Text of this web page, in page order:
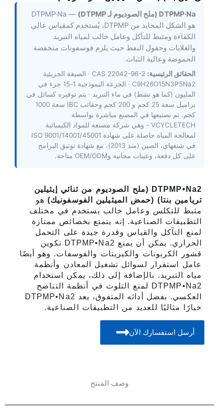
DTPMP·Na (ملح الصوديوم لـ DTPMP)
— DTPMP·Na
هو الشكل المحايد من DTPMP، يُستخدم كمقياس عالي
الكفاءة ومثبط للتآكل وعامل خالب لمياه التبريد
والغلايات وحقول النفط حيث يلزم فوسفونات منخفضة
الحموضة وعالية الثبات.
الحقائق الرئيسية:
CAS 22042-96-2 · الصيغة الجزيئية
C9H26O15N3P5Na2 · الجرعة النموذجية 1-15 جزء في
المليون (كما هو نشط) في ماء التبريد · يتم توفيره كسائل في
براميل سعة 25 كجم و 200 كجم وحقائب IBC سعة 1000
كجم. تم تصنيعها في المصنع مباشرة بواسطة
VCYCLETECH - وهي شركة مصنعة للمواد الكيميائية
لمعالجة المياه حاصلة على شهادة ISO 9001/14001/45001
في شنغهاي، الصين (منذ 2013)، مع شهادة توثيق البرامج
على كل دفعة، وعينات مجانية وOEM/ODM متاحة.
DTPMP•Na2 (ملح الصوديوم من ثنائي إيثيلين
تريامين بنتا) (حمض الميثيلين الفوسفونيك) هو
مثبط للتكلس وعامل خالب يستخدم في مختلف
التطبيقات الصناعية. إنه يتمتع بخصائص ممتازة
لمنع التآكل والقياس وقدرة جيدة على التحمل
الحراري. يمكن أن يمنع DTPMP•Na2 تكوين
قشور الكربونات والكبريتات والفوسفات. وهو أيضًا
عامل استقرار لسوائل تشغيل المعادن وأنظمة
مياه التبريد. بالإضافة إلى ذلك، يمكن استخدام
DTPMP•Na2 لمنع التلوث في أنظمة التناضح
العكسي. بفضل أدائه المتفوق، يعد DTPMP•Na2
خيارًا مثاليًا للعديد من التطبيقات الصناعية.
أرسل استفسارك الآن
وصف المنتج